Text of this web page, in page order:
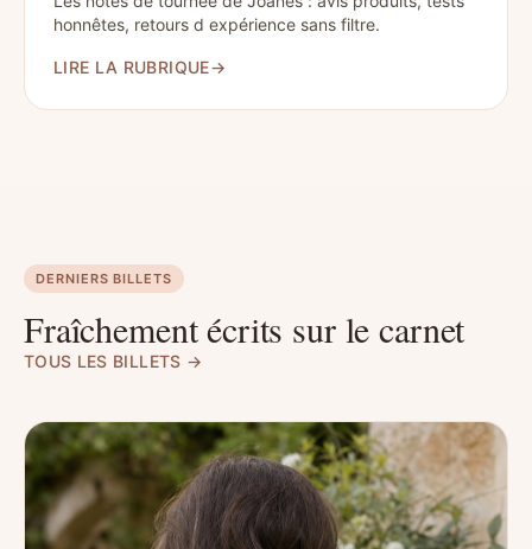
honnêtes, retours d expérience sans filtre.
LIRE LA RUBRIQUE→
DERNIERS BILLETS
Fraîchement écrits sur le carnet
TOUS LES BILLETS →